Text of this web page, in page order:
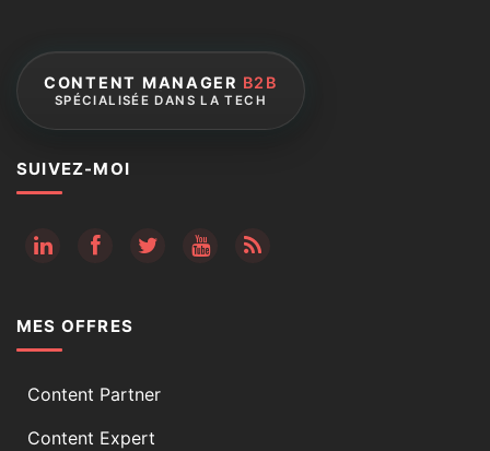
CONTENT MANAGER B2B
SPÉCIALISÉE DANS LA TECH
SUIVEZ-MOI
RSS
MES OFFRES
Content Partner
Content Expert